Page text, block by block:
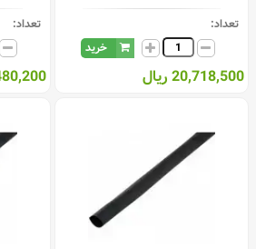
تعداد:
خرید
20,718,500 ریال
تعداد: